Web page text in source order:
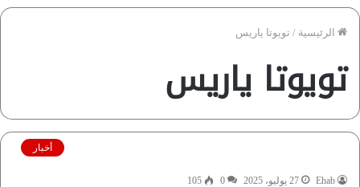
الرئيسية / تويوتا ياريس
تويوتا ياريس
أخبار
Ehab 27 يوليو، 2025 0
105